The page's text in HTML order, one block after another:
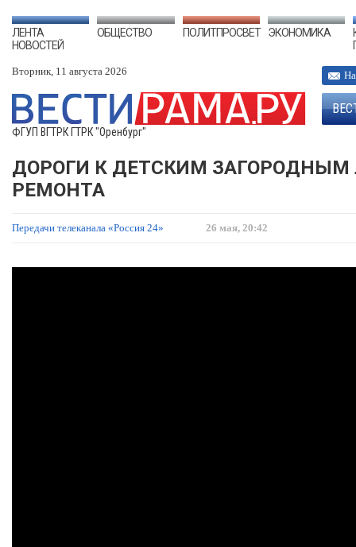
ЛЕНТА
НОВОСТЕЙ
ОБЩЕСТВО ПОЛИТПРОСВЕТ ЭКОНОМИКА
Вторник, 11 августа 2026
ФГУП ВГТРК ГТРК "Оренбург"
ДОРОГИ К ДЕТСКИМ ЗАГОРОДНЫМ
РЕМОНТА
Передачи телеканала «Россия 24» 26 мая, 20:42